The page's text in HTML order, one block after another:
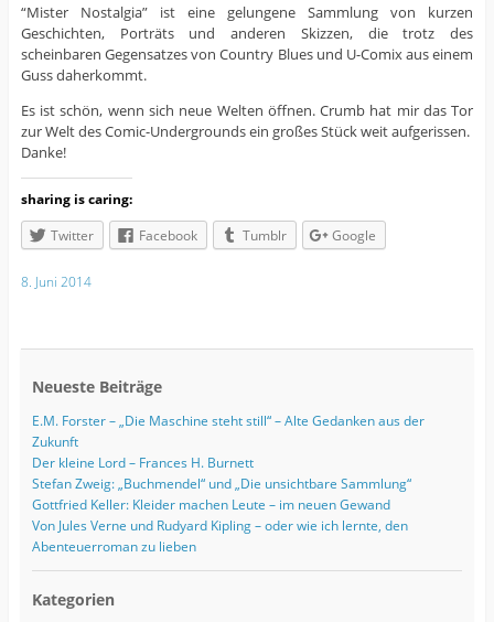
“Mister Nostalgia” ist eine gelungene Sammlung von kurzen
Geschichten, Porträts und anderen Skizzen, die trotz des
scheinbaren Gegensatzes von Country Blues und U-Comix aus einem
Guss daherkommt.
Es ist schön, wenn sich neue Welten öffnen. Crumb hat mir das Tor
zur Welt des Comic-Undergrounds ein großes Stück weit aufgerissen.
Danke!
sharing is caring:
Twitter
Facebook Tumblr Google
8. Juni 2014
Neueste Beiträge
E.M. Forster – „Die Maschine steht still“ – Alte Gedanken aus der
Zukunft
Der kleine Lord – Frances H. Burnett
Stefan Zweig: „Buchmendel“ und „Die unsichtbare Sammlung“
Gottfried Keller: Kleider machen Leute – im neuen Gewand
Von Jules Verne und Rudyard Kipling – oder wie ich lernte, den
Abenteuerroman zu lieben
Kategorien